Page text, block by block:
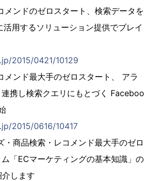
メンドのゼロスタート、検索データを
用するソリューション提供でブレイ
2015/0421/10129
メンド最大手のゼロスタート、 アラ
携し検索クエリにもとづく Faceboo
2015/0616/10417
・商品検索・レコメンド最大手のゼロ
「ECマーケティングの基本知識」の
します